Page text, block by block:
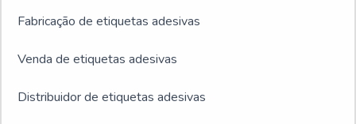
Fabricação de etiquetas adesivas
Venda de etiquetas adesivas
Distribuidor de etiquetas adesivas